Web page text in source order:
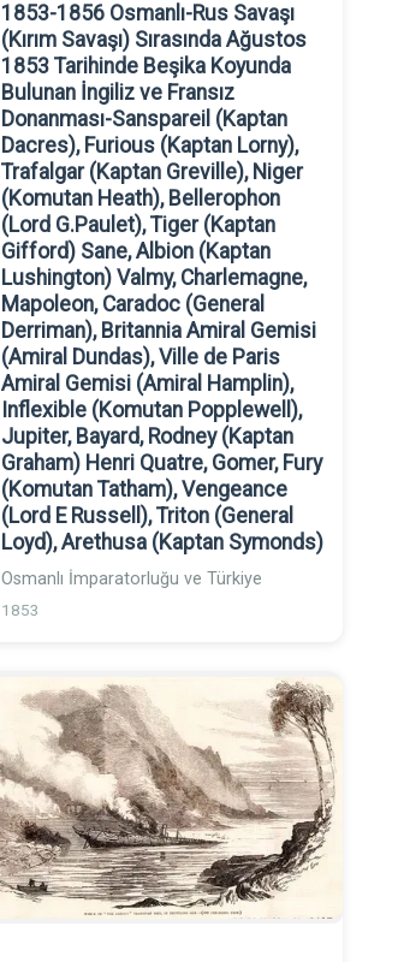
1853-1856 Osmanlı-Rus Savaşı
(Kırım Savaşı) Sırasında Ağustos
1853 Tarihinde Beşika Koyunda
Bulunan İngiliz ve Fransız
Donanması-Sanspareil (Kaptan
Dacres), Furious (Kaptan Lorny),
Trafalgar (Kaptan Greville), Niger
(Komutan Heath), Bellerophon
(Lord G.Paulet), Tiger (Kaptan
Gifford) Sane, Albion (Kaptan
Lushington) Valmy, Charlemagne,
Mapoleon, Caradoc (General
Derriman), Britannia Amiral Gemisi
(Amiral Dundas), Ville de Paris
Amiral Gemisi (Amiral Hamplin),
Inflexible (Komutan Popplewell),
Jupiter, Bayard, Rodney (Kaptan
Graham) Henri Quatre, Gomer, Fury
(Komutan Tatham), Vengeance
(Lord E Russell), Triton (General
Loyd), Arethusa (Kaptan Symonds)
Osmanlı İmparatorluğu ve Türkiye
1853